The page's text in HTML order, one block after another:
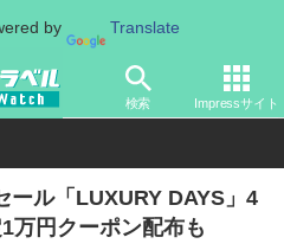
by Translate
検索 Impressサイト
庁 政府・官庁 旅行会社・旅
ール「LUXURY DAYS」4
万円クーポン配布も